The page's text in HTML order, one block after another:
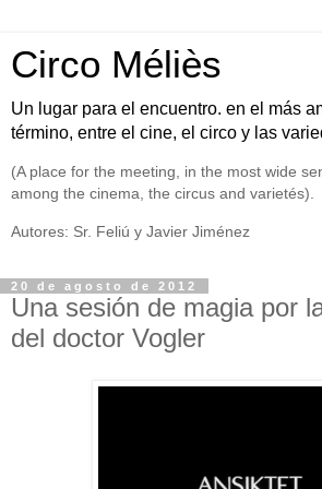
Circo Méliès
Un lugar para el encuentro. en el más
término, entre el cine, el circo y las
(A place for the meeting, in the most wide
among the cinema, the circus and varietés).
Autores: Sr. Feliú y Javier Jiménez
20 de agosto de 2012
Una sesión de magia por
del doctor Vogler